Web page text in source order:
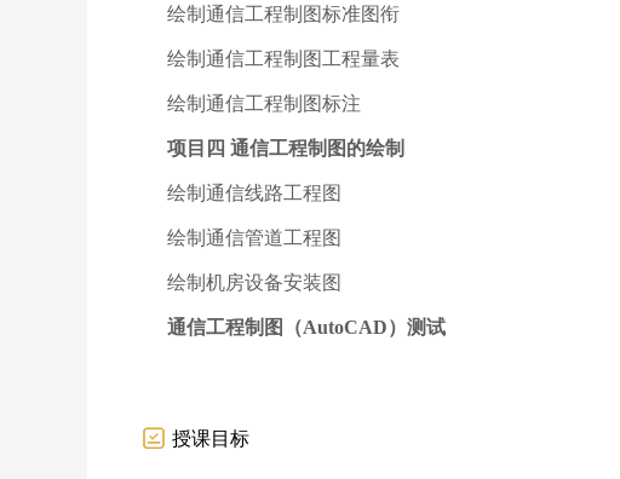
绘制通信工程制图标准图衔
绘制通信工程制图工程量表
绘制通信工程制图标注
项目四 通信工程制图的绘制
绘制通信线路工程图
绘制通信管道工程图
绘制机房设备安装图
通信工程制图（AutoCAD）测试
授课目标